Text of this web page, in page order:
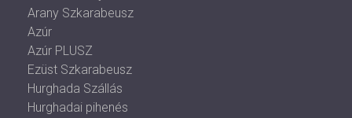
Arany Szkarabeusz
Azúr
Azúr PLUSZ
Ezüst Szkarabeusz
Hurghada Szállás
Hurghadai pihenés